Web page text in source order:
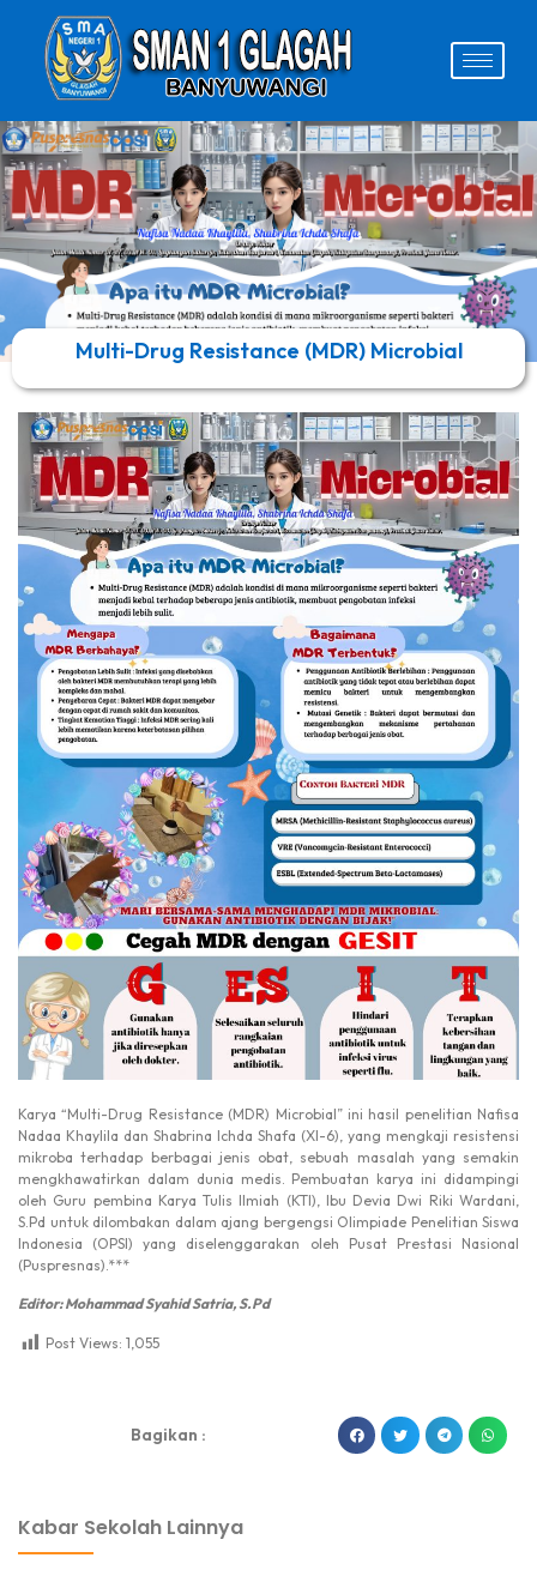
Multi-Drug Resistance (MDR) Microbial
Karya “Multi-Drug Resistance (MDR) Microbial” ini hasil penelitian Nafisa
Nadaa Khaylila dan Shabrina Ichda Shafa (XI-6), yang mengkaji resistensi
mikroba terhadap berbagai jenis obat, sebuah masalah yang semakin
mengkhawatirkan dalam dunia medis. Pembuatan karya ini didampingi
oleh Guru pembina Karya Tulis Ilmiah (KTI), Ibu Devia Dwi Riki Wardani,
S.Pd untuk dilombakan dalam ajang bergengsi Olimpiade Penelitian Siswa
Indonesia (OPSI) yang diselenggarakan oleh Pusat Prestasi Nasional
(Puspresnas).***
Editor: Mohammad Syahid Satria, S.Pd
Post Views: 1,055
Bagikan :
Kabar Sekolah Lainnya